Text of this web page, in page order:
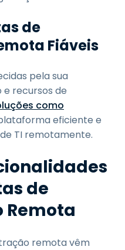
de
Fiáveis
pela sua
e recursos de
como
eficiente e
TI remotamente.
de
remota vêm